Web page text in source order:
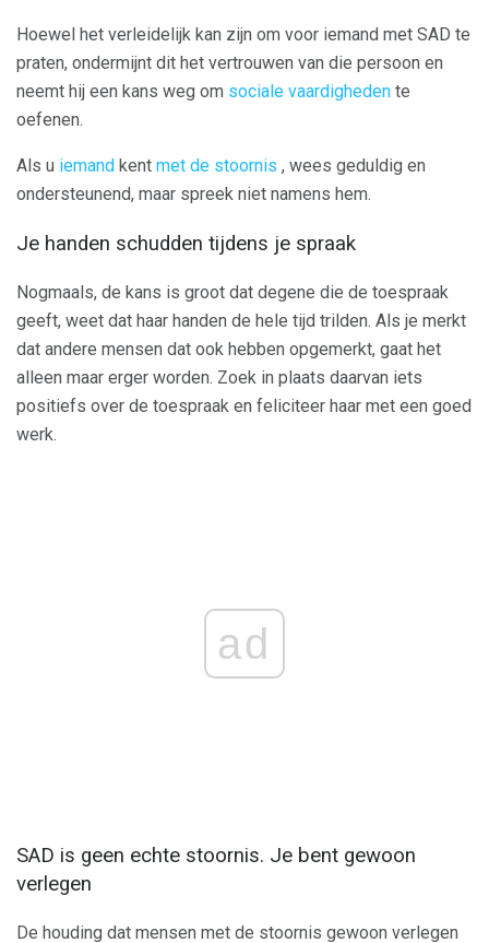
Hoewel het verleidelijk kan zijn om voor iemand met SAD te
praten, ondermijnt dit het vertrouwen van die persoon en
neemt hij een kans weg om sociale vaardigheden te
oefenen.
Als u iemand kent met de stoornis , wees geduldig en
ondersteunend, maar spreek niet namens hem.
Je handen schudden tijdens je spraak
Nogmaals, de kans is groot dat degene die de toespraak
geeft, weet dat haar handen de hele tijd trilden. Als je merkt
dat andere mensen dat ook hebben opgemerkt, gaat het
alleen maar erger worden. Zoek in plaats daarvan iets
positiefs over de toespraak en feliciteer haar met een goed
werk.
ad
SAD is geen echte stoornis. Je bent gewoon
verlegen
De houding dat mensen met de stoornis gewoon verlegen